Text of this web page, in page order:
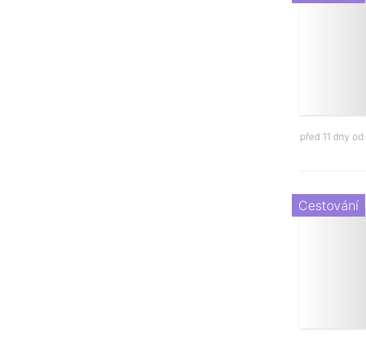
před 11 dny od
Cestování